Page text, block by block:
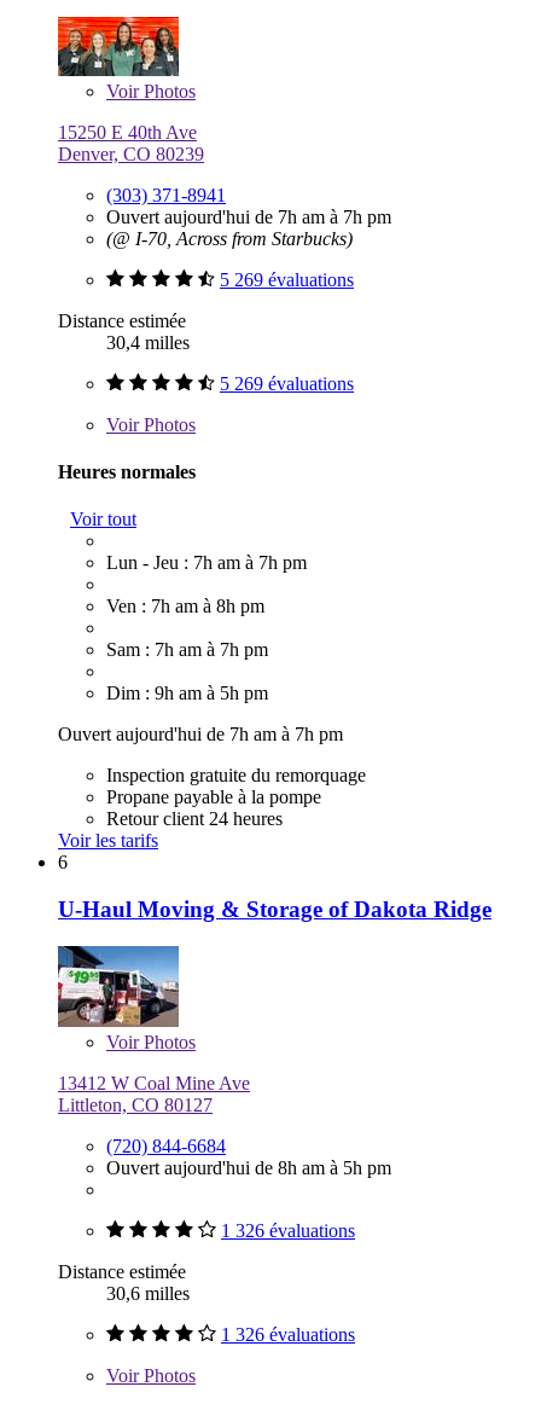
VoirPhotos
15250 E 40th Ave
Denver, CO 80239
(303) 371-8941
Ouvert aujourd'hui de 7h am à 7h pm
(@ I-70, Across from Starbucks)
5 269 évaluations
Distance estimée
30,4 milles
5 269 évaluations
VoirPhotos
Heures normales
Voir tout
Lun - Jeu : 7h am à 7h pm
Ven : 7h am à 8h pm
Sam : 7h am à 7h pm
Dim : 9h am à 5h pm
Ouvert aujourd'hui de 7h am à 7h pm
Inspection gratuite du remorquage
Propane payable à la pompe
Retour client 24 heures
Voir les tarifs
6
U-Haul Moving & Storage of Dakota Ridge
VoirPhotos
13412 W Coal Mine Ave
Littleton, CO 80127
(720) 844-6684
Ouvert aujourd'hui de 8h am à 5h pm
1 326 évaluations
Distance estimée
30,6 milles
1 326 évaluations
VoirPhotos